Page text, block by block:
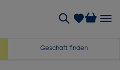
Geschäft finden